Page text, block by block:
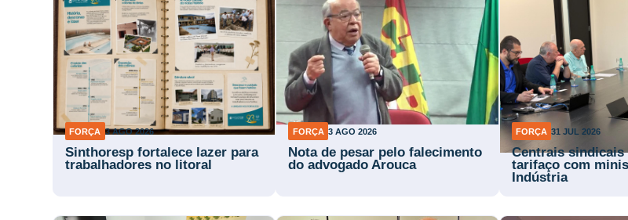
FORÇA 3 AGO 2026
Sinthoresp fortalece lazer para
trabalhadores no litoral
FORÇA 3 AGO 2026
Nota de pesar pelo falecimento
do advogado Arouca
FORÇA 31 JUL 2026
Centrais sindicais
tarifaço com
Indústria